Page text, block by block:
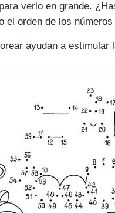
verlo en grande.
el orden de los
ayudan a estimular